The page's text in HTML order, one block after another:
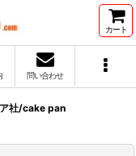
カート
問い合わせ
社/cake pan